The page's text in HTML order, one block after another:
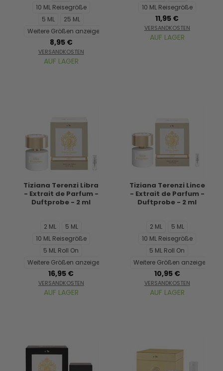
10 ML Reisegröße
5 ML
25 ML
Weitere Größen anzeigen...
8,95 €
VERSANDKOSTEN
AUF LAGER
10 ML Reisegröße
11,95 €
VERSANDKOSTEN
AUF LAGER
Tiziana Terenzi Libra
- Extrait de Parfum -
Duftprobe - 2 ml
2 ML
5 ML
10 ML Reisegröße
5 ML Roll On
Weitere Größen anzeigen...
16,95 €
VERSANDKOSTEN
AUF LAGER
Tiziana Terenzi Lince
- Extrait de Parfum -
Duftprobe - 2 ml
2 ML
5 ML
10 ML Reisegröße
5 ML Roll On
Weitere Größen anzeigen...
10,95 €
VERSANDKOSTEN
AUF LAGER